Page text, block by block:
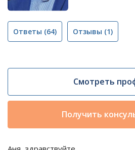
Ответы (64) Отзывы (1)
Смотреть
Получить